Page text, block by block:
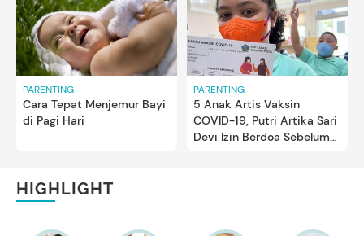
PARENTING
Cara Tepat Menjemur Bayi
di Pagi Hari
PARENTING
5 Anak Artis Vaksin
COVID-19, Putri Artika Sari
Devi Izin Berdoa Sebelum
HIGHLIGHT